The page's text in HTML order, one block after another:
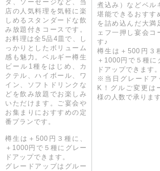
ダ、ソーセージなど、当
店の人気料理を気軽に楽
しめるスタンダードな飲
み放題付きコースです。
お料理は全5品4皿で、し
っかりとしたボリューム
感も魅力。ベルギー樽生
ビール1種をはじめ、カ
クテル、ハイボール、ワ
イン、ソフトドリンクな
どを飲み放題でお楽しみ
いただけます。ご宴会や
お集まりにおすすめの定
番プランです。
樽生は＋500円３種に、
＋1000円で５種にグレー
ドアップできます。
グレードアップはグルー
煮込み）などベル
堪能できるおすす
を詰め込んだ大満
ェフ一押し宴会コ
す♪
樽生は＋500円３
＋1000円で５種に
ドアップできます。
※当日グレードア
K！グルご変更は
様の人数で承ります